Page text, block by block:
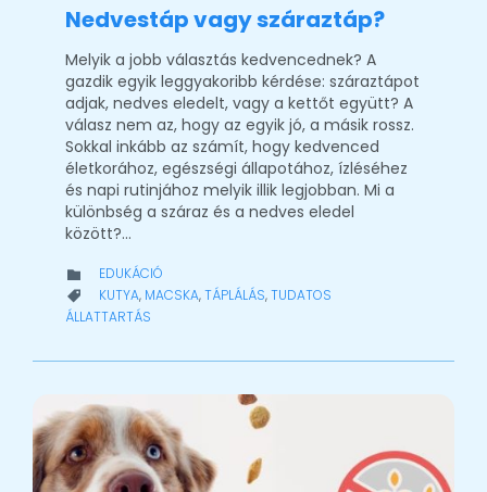
Nedvestáp vagy száraztáp?
Melyik a jobb választás kedvencednek? A
gazdik egyik leggyakoribb kérdése: száraztápot
adjak, nedves eledelt, vagy a kettőt együtt? A
válasz nem az, hogy az egyik jó, a másik rossz.
Sokkal inkább az számít, hogy kedvenced
életkorához, egészségi állapotához, ízléséhez
és napi rutinjához melyik illik legjobban. Mi a
különbség a száraz és a nedves eledel
között?…
 CATEGORY
EDUKÁCIÓ
 CATEGORY
KUTYA, MACSKA,TÁPLÁLÁS,TUDATOS
ÁLLATTARTÁS